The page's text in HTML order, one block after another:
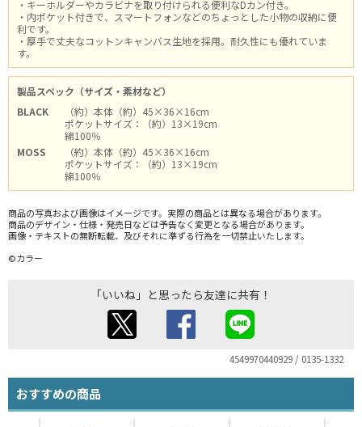
・キーホルダーやカラビナを取り付けられる便利なDカン付き。
・内ポケット付きで、スマートフォンなどのちょっとした小物の収納に便
利です。
・厚手で丈夫なコットンキャンバス生地を採用。耐久性にも優れていま
す。
製品スペック（サイズ・素材など）
BLACK
（約）本体（約）45×36×16cm
ポケットサイズ：（約）13×19cm
綿100％
MOSS
（約）本体（約）45×36×16cm
ポケットサイズ：（約）13×19cm
綿100％
商品の写真および画像はイメージです。実際の商品とは異なる場合があります。
商品のデザイン・仕様・発売日などは予告なく変更となる場合があります。
画像・テキストの無断転載、及びそれに準ずる行為を一切禁止いたします。
©カラー
「いいね」と思ったら友達に共有！
4549970440929 / 0135-1332
おすすめの商品